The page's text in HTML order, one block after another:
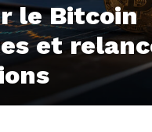
le Bitcoin
et